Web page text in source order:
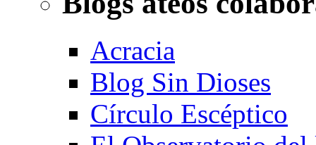
Acracia
Blog Sin Dioses
Círculo Escéptico